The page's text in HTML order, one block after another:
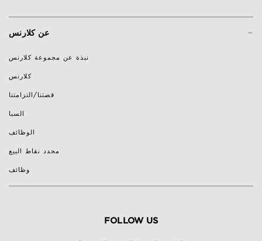
- عن كلارنس
نبذة عن مجموعة كلارنس
كلارنس
قصتنا/التزامتنا
السبا
الوظائف
محدد نقاط البيع
وظائف
FOLLOW US